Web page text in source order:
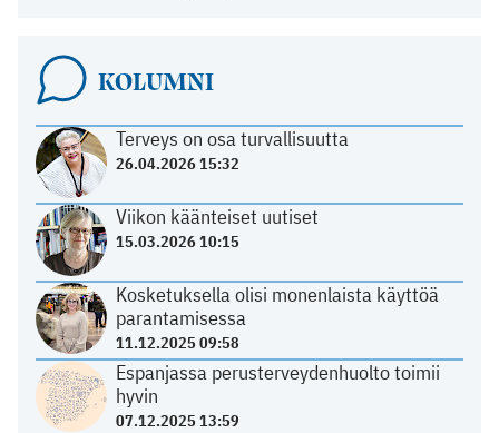
KOLUMNI
Terveys on osa turvallisuutta
26.04.2026 15:32
Viikon käänteiset uutiset
15.03.2026 10:15
Kosketuksella olisi monenlaista käyttöä
parantamisessa
11.12.2025 09:58
Espanjassa perusterveydenhuolto toimii
hyvin
07.12.2025 13:59